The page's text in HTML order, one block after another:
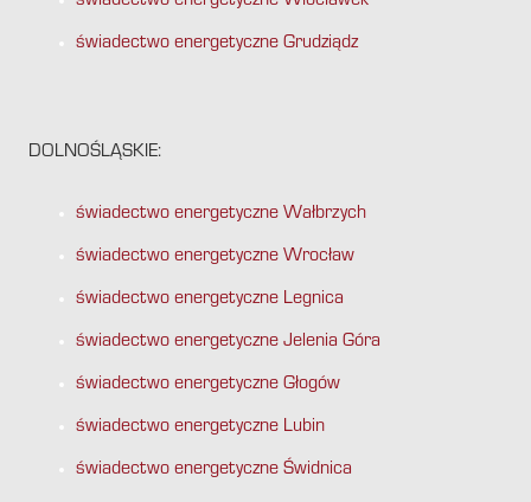
świadectwo energetyczne Grudziądz
DOLNOŚLĄSKIE:
świadectwo energetyczne Wałbrzych
świadectwo energetyczne Wrocław
świadectwo energetyczne Legnica
świadectwo energetyczne Jelenia Góra
świadectwo energetyczne Głogów
świadectwo energetyczne Lubin
świadectwo energetyczne Świdnica